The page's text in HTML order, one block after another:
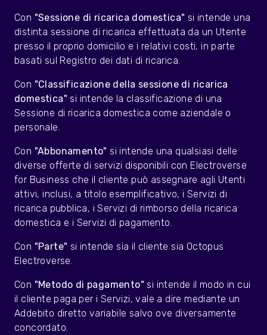
Con "Sessione di ricarica domestica" si intende una
distinta sessione di ricarica effettuata da un Utente
presso il proprio domicilio e i relativi costi, in parte
basati sul Registro dei dati di ricarica.
Con "Classificazione della sessione di ricarica
domestica" si intende la classificazione di una
Sessione di ricarica domestica come aziendale o
personale.
Con "Abbonamento" si intende una qualsiasi delle
diverse offerte di servizi disponibili con Electroverse
for Business che il cliente può assegnare agli Utenti
attivi, inclusi, a titolo esemplificativo, i Servizi di
ricarica pubblica, i Servizi di rimborso della ricarica
domestica e i Servizi di pagamento.
Con "Parte" si intende sia il cliente sia Octopus
Electroverse.
Con "Metodo di pagamento" si intende il modo in cui
il cliente paga per i Servizi, vale a dire mediante un
Addebito diretto variabile salvo ove diversamente
concordato.